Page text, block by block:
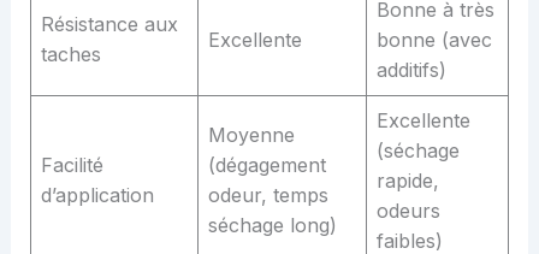
Résistance aux
taches
Excellente
Bonne à très
bonne (avec
additifs)
Facilité
d’application
Moyenne
(dégagement
odeur, temps
séchage long)
Excellente
(séchage
rapide,
odeurs
faibles)